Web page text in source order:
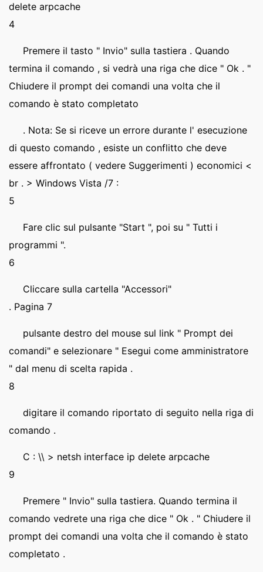
delete arpcache
4
Premere il tasto " Invio" sulla tastiera . Quando
termina il comando , si vedrà una riga che dice " Ok . "
Chiudere il prompt dei comandi una volta che il
comando è stato completato
. Nota: Se si riceve un errore durante l' esecuzione
di questo comando , esiste un conflitto che deve
essere affrontato ( vedere Suggerimenti ) economici <
br . > Windows Vista /7 :
5
Fare clic sul pulsante "Start ", poi su " Tutti i
programmi ".
6
Cliccare sulla cartella "Accessori"
. Pagina 7
pulsante destro del mouse sul link " Prompt dei
comandi" e selezionare " Esegui come amministratore
" dal menu di scelta rapida .
8
digitare il comando riportato di seguito nella riga di
comando .
C : \\ > netsh interface ip delete arpcache
9
Premere " Invio" sulla tastiera. Quando termina il
comando vedrete una riga che dice " Ok . " Chiudere il
prompt dei comandi una volta che il comando è stato
completato .